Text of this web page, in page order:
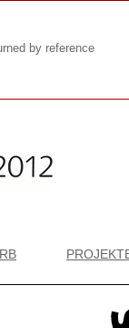
by reference